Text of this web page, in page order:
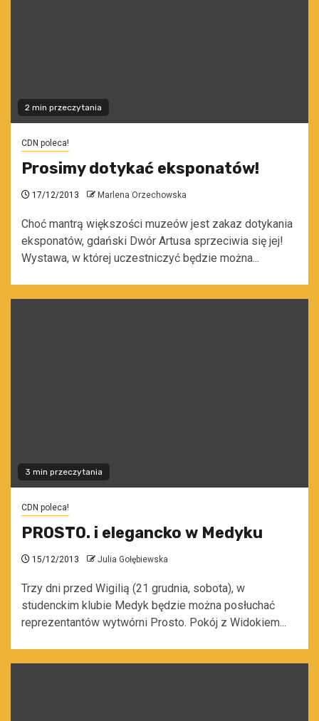
2 min przeczytania
CDN poleca!
Prosimy dotykać eksponatów!
17/12/2013 Marlena Orzechowska
Choć mantrą większości muzeów jest zakaz dotykania
eksponatów, gdański Dwór Artusa sprzeciwia się jej!
Wystawa, w której uczestniczyć będzie można...
3 min przeczytania
CDN poleca!
PROSTO. i elegancko w Medyku
15/12/2013 Julia Gołębiewska
Trzy dni przed Wigilią (21 grudnia, sobota), w
studenckim klubie Medyk będzie można posłuchać
reprezentantów wytwórni Prosto. Pokój z Widokiem...